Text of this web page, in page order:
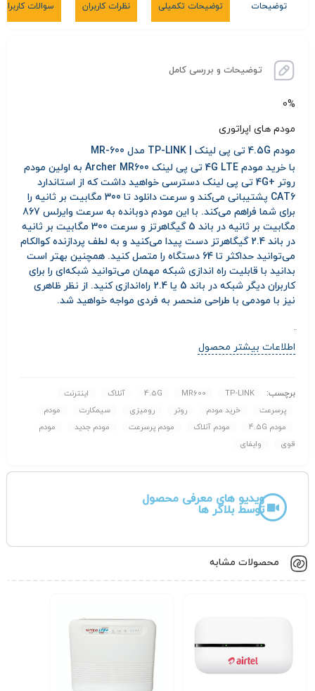
توضیحات توضیحات تکمیلی نظرات کاربران سوالات کاربران
توضیحات و بررسی کامل
0%
مودم های اپراتوری
مودم 4.5G تی پی لینک | TP-LINK مدل MR-600
با خرید مودم 4G LTE تی پی لینک Archer MR600
به اولین مودم
روتر +4G تی پی لینک دسترسی خواهید داشت که از استاندارد
CAT6 پشتیبانی می‌کند و سرعت دانلود تا 300 مگابیت بر ثانیه را
برای شما فراهم می‌کند. با این مودم دوبانده به سرعت وایرلس 867
مگابیت بر ثانیه در باند 5 گیگاهرتز و سرعت 300 مگابیت بر ثانیه
در باند 2.4 گیگاهرتز دست پیدا می‌کنید و به لطف پردازنده کوالکام
می‌توانید حداکثر تا 64 دستگاه را متصل کنید. همچنین بهتر است
بدانید با قابلیت راه اندازی شبکه مهمان می‌توانید شبکه‌ای را برای
کاربران دیگر شبکه در باند 5 یا 2.4 راه‌اندازی کنید. از نظر ظاهری
نیز با مودمی با طراحی منحصر به فردی مواجه خواهید شد.
اطلاعات بیشتر محصول
برچسب: 4.5G MR600 TP-LINK آنلاک
اینترنت
پرسرعت
خرید مودم روتر رومیزی سیمکارت
مودم
مودم 4.5G
مودم آنلاک مودم پرسرعت مودم جدید
مودم
قوی
وایفای
ویدیو های معرفی محصول
توسط بلاگر ها
محصولات مشابه